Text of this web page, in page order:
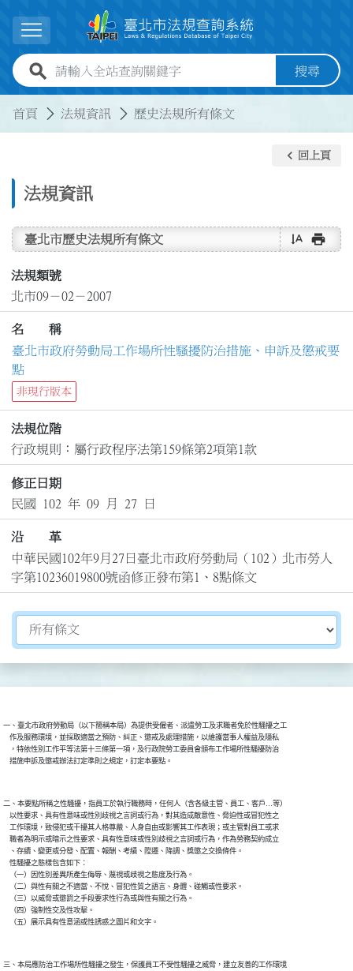
展開選單
全站查詢關鍵字欄位 搜尋
首頁 法規資訊 歷史法規所有條文
法規資訊
keyboard_arrow_left 回上頁
臺北市歷史法規所有條文 text_rotate_vertical print
法規類號
北市09－02－2007
名 稱
臺北市政府勞動局工作場所性騷擾防治措施、申訴及懲戒要
點
非現行版本
法規位階
行政規則：屬行政程序法第159條第2項第1款
修正日期
民國 102 年 09 月 27 日
沿 革
中華民國102年9月27日臺北市政府勞動局（102）北市勞人
字第10236019800號函修正發布第1、8點條文
切換選擇法規資訊內容
一、臺北市政府勞動局（以下簡稱本局）為提供受僱者、派遣勞工及求職者免於性騷擾之工
    作及服務環境，並採取適當之預防、糾正、懲戒及處理措施，以維護當事人權益及隱私
    ，特依性別工作平等法第十三條第一項，及行政院勞工委員會頒布工作場所性騷擾防治
二、本要點所稱之性騷擾，指員工於執行職務時，任何人（含各級主管、員工、客戶…等）
    以性要求、具有性意味或性別歧視之言詞或行為，對其造成敵意性、脅迫性或冒犯性之
    工作環境，致侵犯或干擾其人格尊嚴、人身自由或影響其工作表現；或主管對員工或求
    職者為明示或暗示之性要求、具有性意味或性別歧視之言詞或行為，作為勞務契約成立
    、存續、變更或分發、配置、報酬、考績、陞遷、降調、獎懲之交換條件。
    性騷擾之態樣包含如下：
    （一）因性別差異所產生侮辱、蔑視或歧視之態度及行為。
    （二）與性有關之不適當、不悅、冒犯性質之語言、身體、碰觸或性要求。
    （三）以威脅或懲罰之手段要求性行為或與性有關之行為。
    （四）強制性交及性攻擊。
三、本局應防治工作場所性騷擾之發生，保護員工不受性騷擾之威脅，建立友善的工作環境